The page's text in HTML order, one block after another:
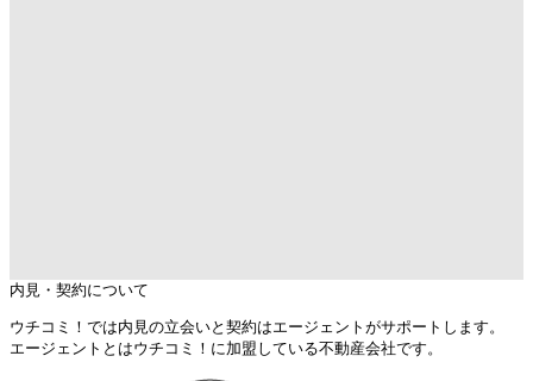
内見・契約について
ウチコミ！では内見の立会いと契約はエージェントがサポートします。
エージェントとはウチコミ！に加盟している不動産会社です。